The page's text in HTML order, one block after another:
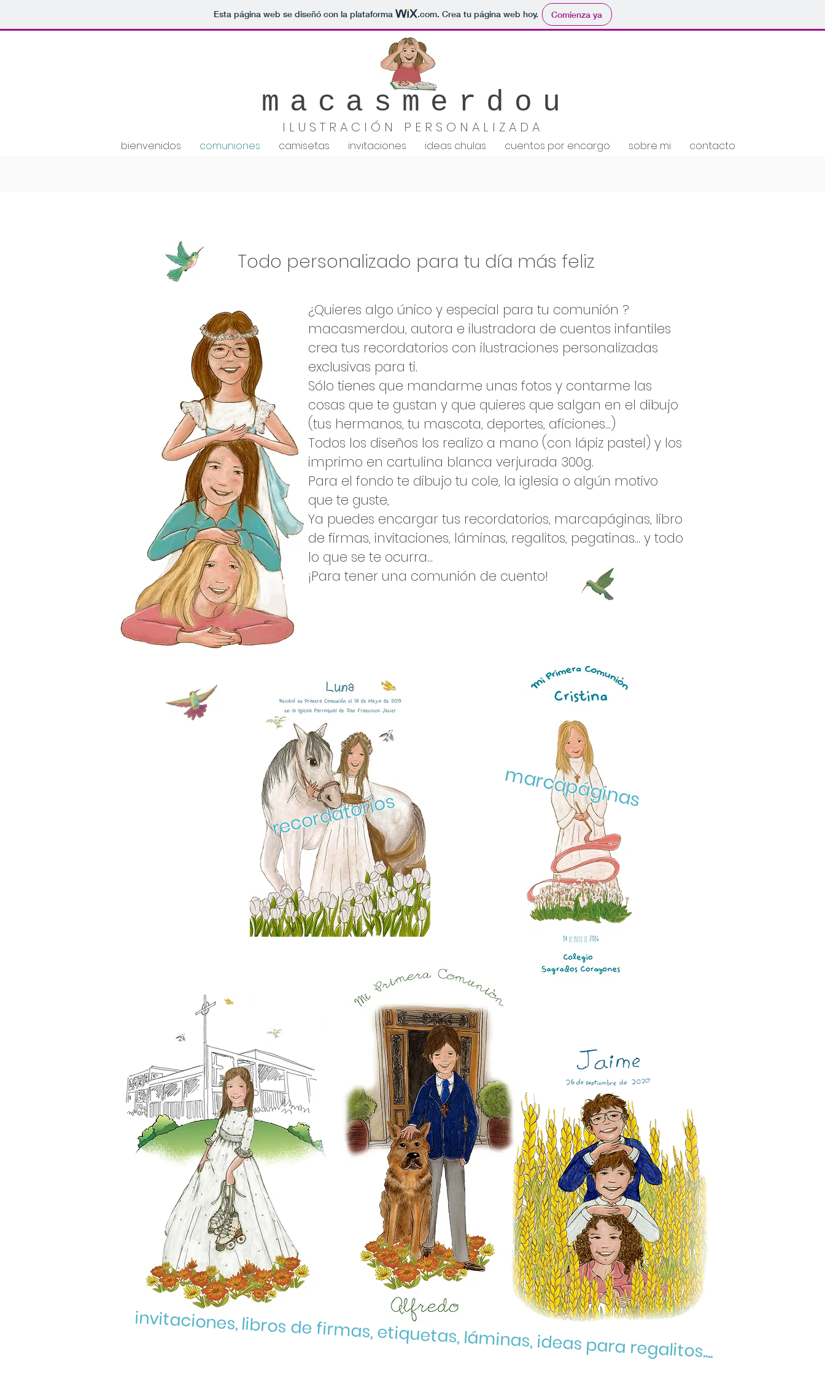
Esta página web se diseñó con la plataforma .com. Crea tu página web hoy. Comienza ya
macasmerdou
ILUSTRACIÓN PERSONALIZADA
bienvenidos comuniones camisetas invitaciones ideas chulas cuentos por encargo sobre mi contacto
Todo personalizado para tu día más feliz
¿Quieres algo único y especial para tu comunión ?
macasmerdou, autora e ilustradora de cuentos infantiles
crea tus recordatorios con ilustraciones personalizadas
exclusivas para ti.
Sólo tienes que mandarme unas fotos y contarme las
cosas que te gustan y que quieres que salgan en el dibujo
(tus hermanos, tu mascota, deportes, aficiones...)
Todos los diseños los realizo a mano (con lápiz pastel) y los
imprimo en cartulina blanca verjurada 300g.
Para el fondo te dibujo tu cole, la iglesia o algún motivo
que te guste,
Ya puedes encargar tus recordatorios, marcapáginas, libro
de firmas, invitaciones, láminas, regalitos, pegatinas... y todo
lo que se te ocurra...
¡Para tener una comunión de cuento!
marcapáginas
recordatorios
invitaciones, libros de firmas, etiquetas, láminas, ideas para regalitos....